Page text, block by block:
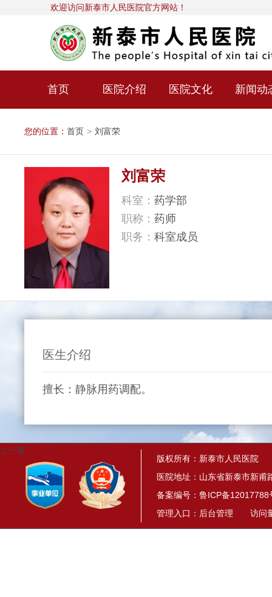
欢迎访问新泰市人民医院官方网站！
首页 医院介绍 医院文化 新闻动
您的位置： 首页 > 刘富荣
刘富荣
科室： 药学部
职称： 药师
职务： 科室成员
医生介绍
擅长：静脉用药调配。
上一篇
版权所有：新泰市人民医院
医院地址：山东省新泰市新甫
备案编号： 鲁ICP备12017788
管理入口： 后台管理 访问量